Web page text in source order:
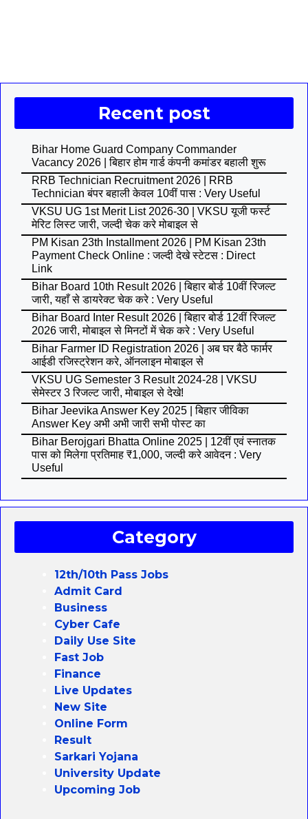
Recent post
Bihar Home Guard Company Commander
Vacancy 2026 | बिहार होम गार्ड कंपनी कमांडर बहाली शुरू
RRB Technician Recruitment 2026 | RRB
Technician बंपर बहाली केवल 10वीं पास : Very Useful
VKSU UG 1st Merit List 2026-30 | VKSU यूजी फर्स्ट
मेरिट लिस्ट जारी, जल्दी चेक करे मोबाइल से
PM Kisan 23th Installment 2026 | PM Kisan 23th
Payment Check Online : जल्दी देखे स्टेटस : Direct
Link
Bihar Board 10th Result 2026 | बिहार बोर्ड 10वीं रिजल्ट
जारी, यहाँ से डायरेक्ट चेक करे : Very Useful
Bihar Board Inter Result 2026 | बिहार बोर्ड 12वीं रिजल्ट
2026 जारी, मोबाइल से मिनटों में चेक करे : Very Useful
Bihar Farmer ID Registration 2026 | अब घर बैठे फार्मर
आईडी रजिस्ट्रेशन करे, ऑनलाइन मोबाइल से
VKSU UG Semester 3 Result 2024-28 | VKSU
सेमेस्टर 3 रिजल्ट जारी, मोबाइल से देखे!
Bihar Jeevika Answer Key 2025 | बिहार जीविका
Answer Key अभी अभी जारी सभी पोस्ट का
Bihar Berojgari Bhatta Online 2025 | 12वीं एवं स्नातक
पास को मिलेगा प्रतिमाह ₹1,000, जल्दी करे आवेदन : Very
Useful
Category
12th/10th Pass Jobs
Admit Card
Business
Cyber Cafe
Daily Use Site
Fast Job
Finance
Live Updates
New Site
Online Form
Result
Sarkari Yojana
University Update
Upcoming Job